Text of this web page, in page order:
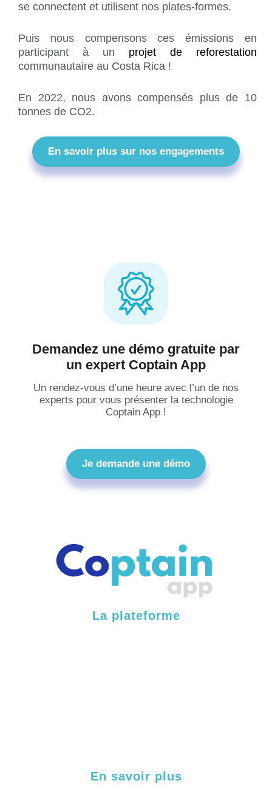
se connectent et utilisent nos plates-formes.
Puis nous compensons ces émissions en
participant à un projet de reforestation
communautaire au Costa Rica !
En 2022, nous avons compensés plus de 10
tonnes de CO2.
En savoir plus sur nos engagements
Demandez une démo gratuite par
un expert Coptain App
Un rendez-vous d’une heure avec l’un de nos
experts pour vous présenter la technologie
Coptain App !
Je demande une démo
La plateforme
En savoir plus